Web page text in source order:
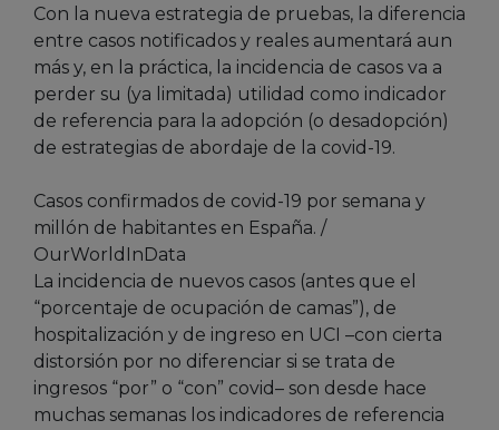
Con la nueva estrategia de pruebas, la diferencia
entre casos notificados y reales aumentará aun
más y, en la práctica, la incidencia de casos va a
perder su (ya limitada) utilidad como indicador
de referencia para la adopción (o desadopción)
de estrategias de abordaje de la covid-19.
Casos confirmados de covid-19 por semana y
millón de habitantes en España. /
OurWorldInData
La incidencia de nuevos casos (antes que el
“porcentaje de ocupación de camas”), de
hospitalización y de ingreso en UCI –con cierta
distorsión por no diferenciar si se trata de
ingresos “por” o “con” covid– son desde hace
muchas semanas los indicadores de referencia